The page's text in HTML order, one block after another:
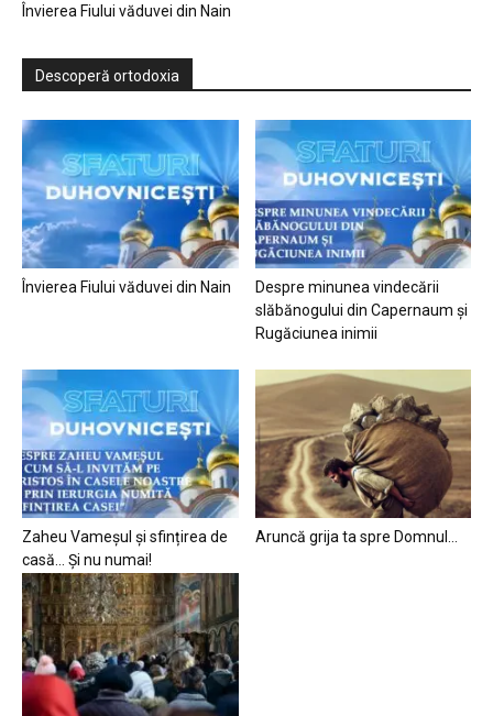
Învierea Fiului văduvei din Nain
Descoperă ortodoxia
Învierea Fiului văduvei din Nain
Despre minunea vindecării
slăbănogului din Capernaum și
Rugăciunea inimii
Zaheu Vameșul și sfințirea de
casă… Și nu numai!
Aruncă grija ta spre Domnul…